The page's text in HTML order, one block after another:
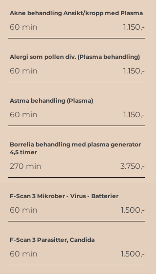
Akne behandling Ansikt/kropp med Plasma
60 min 1.150,-
Alergi som pollen div. (Plasma behandling)
60 min 1.150,-
Astma behandling (Plasma)
60 min 1.150,-
Borrelia behandling med plasma generator
4,5 timer
270 min 3.750,-
F-Scan 3 Mikrober - Virus - Batterier
60 min 1.500,-
F-Scan 3 Parasitter, Candida
60 min 1.500,-